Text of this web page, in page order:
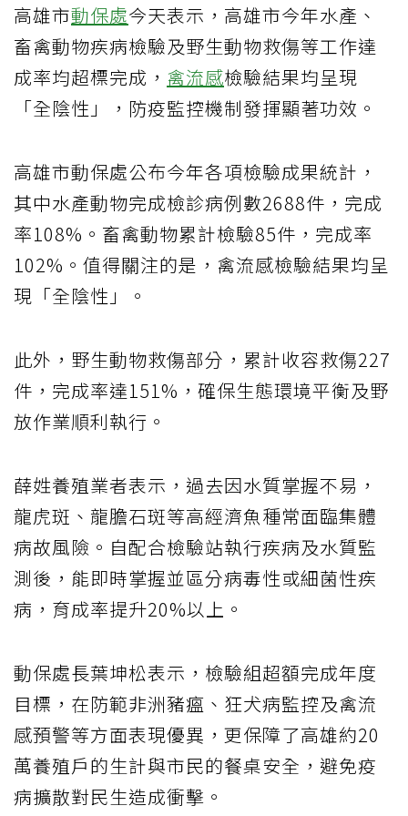
高雄市動保處今天表示，高雄市今年水產、
畜禽動物疾病檢驗及野生動物救傷等工作達
成率均超標完成， 禽流感檢驗結果均呈現
「全陰性」，防疫監控機制發揮顯著功效。
高雄市動保處公布今年各項檢驗成果統計，
其中水產動物完成檢診病例數2688件，完成
率108%。畜禽動物累計檢驗85件，完成率
102%。值得關注的是，禽流感檢驗結果均呈
現「全陰性」。
此外，野生動物救傷部分，累計收容救傷227
件，完成率達151%，確保生態環境平衡及野
放作業順利執行。
薛姓養殖業者表示，過去因水質掌握不易，
龍虎斑、龍膽石斑等高經濟魚種常面臨集體
病故風險。自配合檢驗站執行疾病及水質監
測後，能即時掌握並區分病毒性或細菌性疾
病，育成率提升20%以上。
動保處長葉坤松表示，檢驗組超額完成年度
目標，在防範非洲豬瘟、狂犬病監控及禽流
感預警等方面表現優異，更保障了高雄約20
萬養殖戶的生計與市民的餐桌安全，避免疫
病擴散對民生造成衝擊。